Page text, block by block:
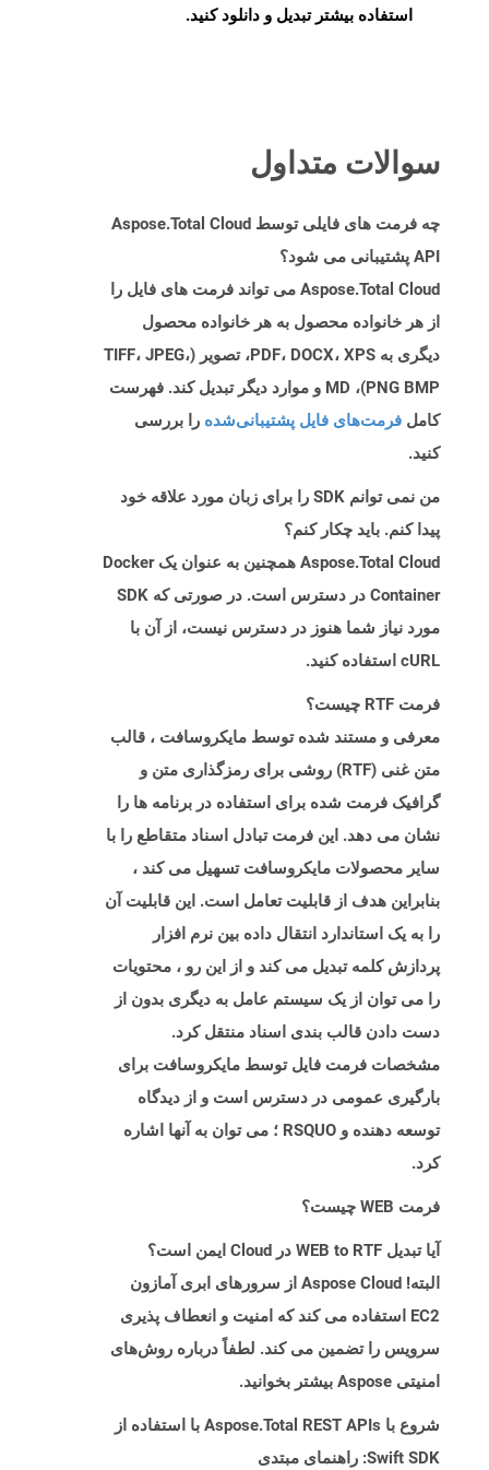
استفاده بیشتر تبدیل و دانلود کنید.
سوالات متداول
چه فرمت های فایلی توسط Aspose.Total Cloud
API پشتیبانی می شود؟
Aspose.Total Cloud می تواند فرمت های فایل را
از هر خانواده محصول به هر خانواده محصول
دیگری به PDF، DOCX، XPS، تصویر (TIFF، JPEG،
PNG BMP)، MD و موارد دیگر تبدیل کند. فهرست
کامل فرمت‌های فایل پشتیبانی‌شده را بررسی
کنید.
من نمی توانم SDK را برای زبان مورد علاقه خود
پیدا کنم. باید چکار کنم؟
Aspose.Total Cloud همچنین به عنوان یک Docker
Container در دسترس است. در صورتی که SDK
مورد نیاز شما هنوز در دسترس نیست، از آن با
cURL استفاده کنید.
فرمت RTF چیست؟
معرفی و مستند شده توسط مایکروسافت ، قالب
متن غنی (RTF) روشی برای رمزگذاری متن و
گرافیک فرمت شده برای استفاده در برنامه ها را
نشان می دهد. این فرمت تبادل اسناد متقاطع را با
سایر محصولات مایکروسافت تسهیل می کند ،
بنابراین هدف از قابلیت تعامل است. این قابلیت آن
را به یک استاندارد انتقال داده بین نرم افزار
پردازش کلمه تبدیل می کند و از این رو ، محتویات
را می توان از یک سیستم عامل به دیگری بدون از
دست دادن قالب بندی اسناد منتقل کرد.
مشخصات فرمت فایل توسط مایکروسافت برای
بارگیری عمومی در دسترس است و از دیدگاه
توسعه دهنده و RSQUO ؛ می توان به آنها اشاره
کرد.
فرمت WEB چیست؟
آیا تبدیل WEB to RTF در Cloud ایمن است؟
البته! Aspose Cloud از سرورهای ابری آمازون
EC2 استفاده می کند که امنیت و انعطاف پذیری
سرویس را تضمین می کند. لطفاً درباره روش‌های
امنیتی Aspose بیشتر بخوانید.
شروع با Aspose.Total REST APIs با استفاده از
Swift SDK: راهنمای مبتدی